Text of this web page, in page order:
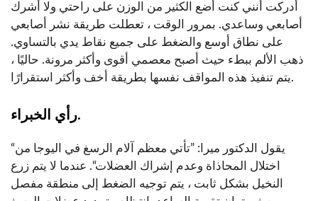
أدركت أنني كنت أضع الكثير من الوزن على راحتي ولا أشرك
أصابعي وساعدي. بمرور الوقت ، تعطلت طريقة نشر أصابعي
على نطاق أوسع والضغط على جميع نقاط يدي بالتساوي.
ذهب الألم ببطء حيث أصبح معصمي أقوى وأكثر مرونة. حاليًا ،
يتم تنفيذ هذه المواقف نفسها بطريقة أخف وأكثر استقرارًا.
رأي الخبراء.
“يقول الدكتور ميرا: ”تأتي معظم آلام الرسغ في اليوجا من
اختلال المحاذاة وعدم إشراك العضلات“. عندما لا يتم زرع
النخيل بشكل ثابت ، يتم توجيه الضغط إلى منطقة مفصل